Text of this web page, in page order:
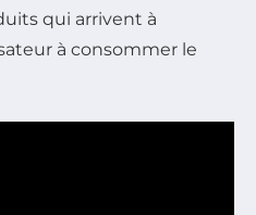
qui arrivent à
à consommer le